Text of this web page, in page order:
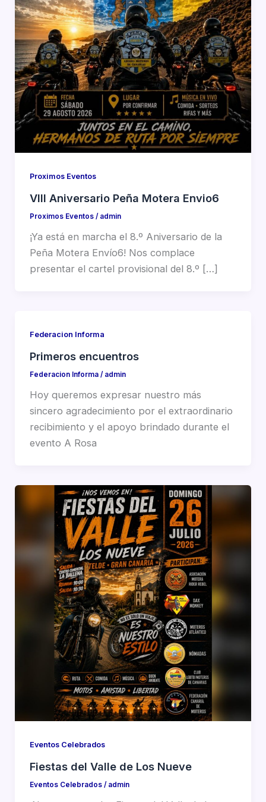
Proximos Eventos
VIII Aniversario Peña Motera Envio6
Proximos Eventos/ admin
¡Ya está en marcha el 8.º Aniversario de la
Peña Motera Envío6! Nos complace
presentar el cartel provisional del 8.º […]
Federacion Informa
Primeros encuentros
Federacion Informa/ admin
Hoy queremos expresar nuestro más
sincero agradecimiento por el extraordinario
recibimiento y el apoyo brindado durante el
evento A Rosa
Eventos Celebrados
Fiestas del Valle de Los Nueve
Eventos Celebrados/ admin